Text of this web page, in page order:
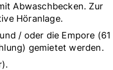
Abwaschbecken. Zur
Höranlage.
/ oder die Empore (61
gemietet werden.